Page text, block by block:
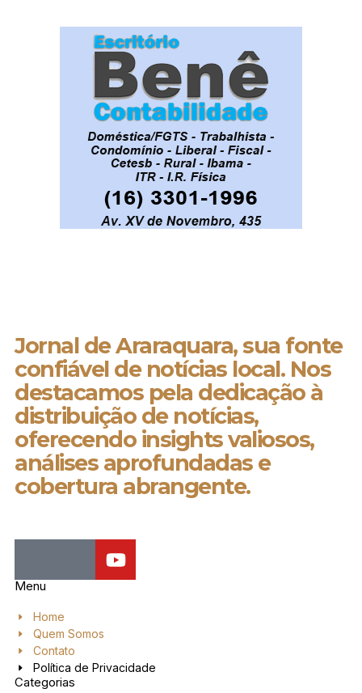
Jornal de Araraquara, sua fonte
confiável de notícias local. Nos
destacamos pela dedicação à
distribuição de notícias,
oferecendo insights valiosos,
análises aprofundadas e
cobertura abrangente.
Menu
Home
Quem Somos
Contato
Política de Privacidade
Categorias